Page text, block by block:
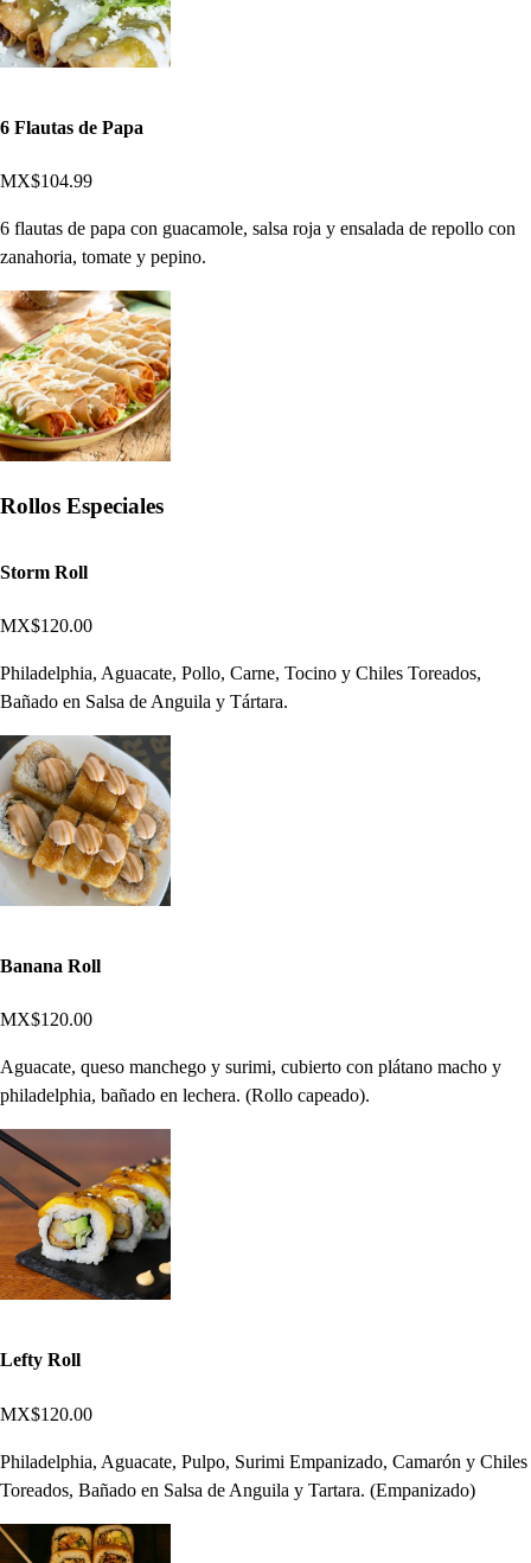
6 Flautas de Papa
MX$104.99
6 flautas de papa con guacamole, salsa roja y ensalada de repollo con
zanahoria, tomate y pepino.
Rollos Especiales
Storm Roll
MX$120.00
Philadelphia, Aguacate, Pollo, Carne, Tocino y Chiles Toreados,
Bañado en Salsa de Anguila y Tártara.
Banana Roll
MX$120.00
Aguacate, queso manchego y surimi, cubierto con plátano macho y
philadelphia, bañado en lechera. (Rollo capeado).
Lefty Roll
MX$120.00
Philadelphia, Aguacate, Pulpo, Surimi Empanizado, Camarón y Chiles
Toreados, Bañado en Salsa de Anguila y Tartara. (Empanizado)